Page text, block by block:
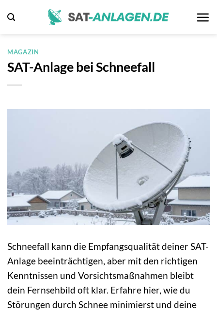
Inhalt
MAGAZIN
SAT-Anlage bei Schneefall
Schneefall kann die Empfangsqualität deiner SAT-
Anlage beeinträchtigen, aber mit den richtigen
Kenntnissen und Vorsichtsmaßnahmen bleibt
dein Fernsehbild oft klar. Erfahre hier, wie du
Störungen durch Schnee minimierst und deine